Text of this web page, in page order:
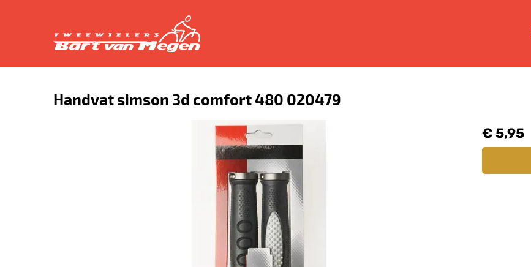
Handvat simson 3d comfort 480 020479
€ 5,95